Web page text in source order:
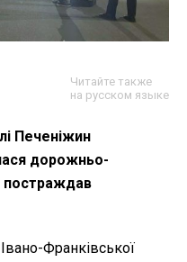
Читайте также
на русском языке
Печеніжин
дорожньо-
постраждав
Івано-Франківської